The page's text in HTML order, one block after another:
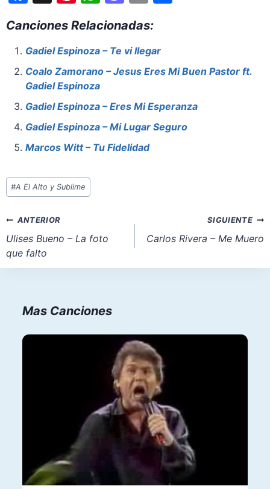
c
e
b
o
o
k
er
e
st
at
s
A
p
p
st
o
d
n
ai
l
Canciones Relacionadas:
Gadiel Espinoza – Te vi llegar
Coalo Zamorano – Jesus Eres Mi Buen Pastor ft.
Gadiel Espinoza
Gadiel Espinoza – Eres Mi Esperanza
Gadiel Espinoza – Mi Lugar Seguro
Marcos Witt – Tu Fidelidad
Etiquetas
de
entrada:
#A El Alto y Sublime
Navegación
de
entradas
ANTERIOR
Ulises Bueno – La foto
que falto
SIGUIENTE
Carlos Rivera – Me Muero
Mas Canciones